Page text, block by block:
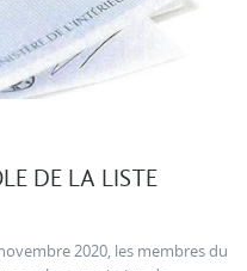
DE LA LISTE
2020, les membres du